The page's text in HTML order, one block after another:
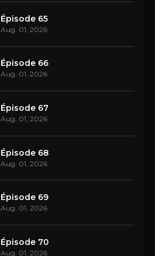
Épisode 65
Aug. 01, 2026
Épisode 66
Aug. 01, 2026
Épisode 67
Aug. 01, 2026
Épisode 68
Aug. 01, 2026
Épisode 69
Aug. 01, 2026
Épisode 70
Aug. 01, 2026